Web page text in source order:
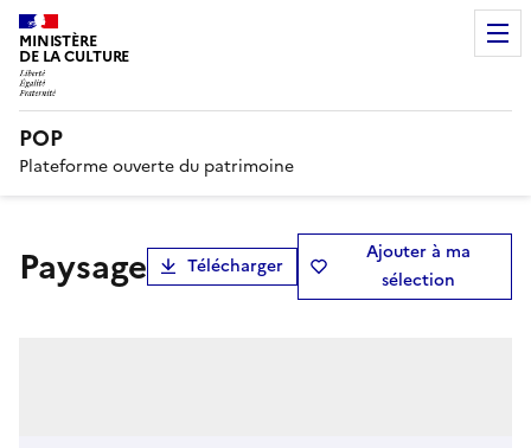
MINISTÈRE
DE LA CULTURE
POP
Plateforme ouverte du patrimoine
Paysage Télécharger
Ajouter à ma
sélection